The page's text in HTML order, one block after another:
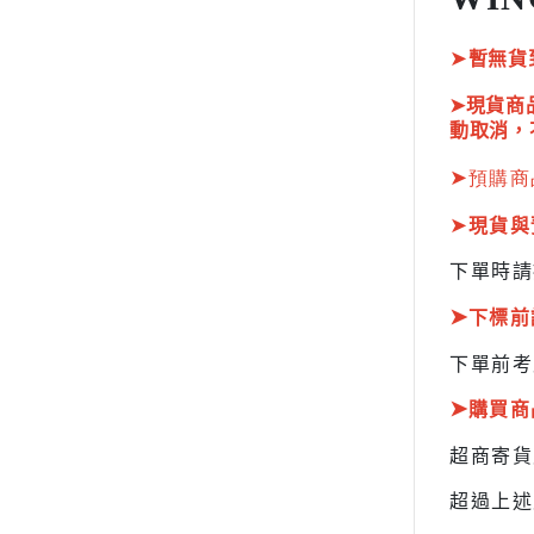
➤暫無貨
➤現貨商
動取消，
➤預購
➤現貨
下單時
➤下標前
下單前
➤購買
超商寄
超過上